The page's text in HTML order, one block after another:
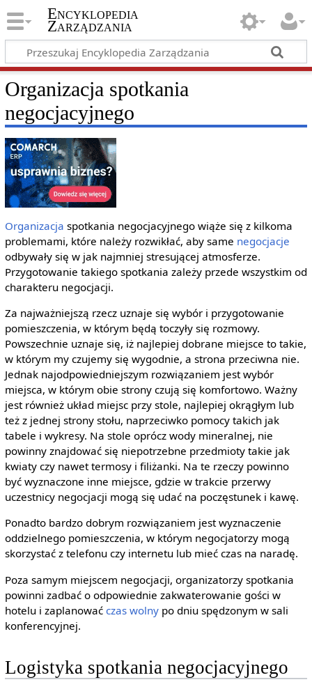
Encyklopedia
Zarządzania
Organizacja spotkania
negocjacyjnego
Organizacja spotkania negocjacyjnego wiąże się z kilkoma
problemami, które należy rozwikłać, aby same negocjacje
odbywały się w jak najmniej stresującej atmosferze.
Przygotowanie takiego spotkania zależy przede wszystkim od
charakteru negocjacji.
Za najważniejszą rzecz uznaje się wybór i przygotowanie
pomieszczenia, w którym będą toczyły się rozmowy.
Powszechnie uznaje się, iż najlepiej dobrane miejsce to takie,
w którym my czujemy się wygodnie, a strona przeciwna nie.
Jednak najodpowiedniejszym rozwiązaniem jest wybór
miejsca, w którym obie strony czują się komfortowo. Ważny
jest również układ miejsc przy stole, najlepiej okrągłym lub
też z jednej strony stołu, naprzeciwko pomocy takich jak
tabele i wykresy. Na stole oprócz wody mineralnej, nie
powinny znajdować się niepotrzebne przedmioty takie jak
kwiaty czy nawet termosy i filiżanki. Na te rzeczy powinno
być wyznaczone inne miejsce, gdzie w trakcie przerwy
uczestnicy negocjacji mogą się udać na poczęstunek i kawę.
Ponadto bardzo dobrym rozwiązaniem jest wyznaczenie
oddzielnego pomieszczenia, w którym negocjatorzy mogą
skorzystać z telefonu czy internetu lub mieć czas na naradę.
Poza samym miejscem negocjacji, organizatorzy spotkania
powinni zadbać o odpowiednie zakwaterowanie gości w
hotelu i zaplanować czas wolnypo dniu spędzonym w sali
konferencyjnej.
Logistyka spotkania negocjacyjnego